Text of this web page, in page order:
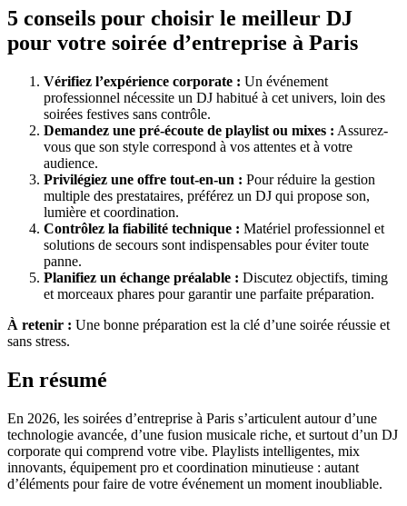
5 conseils pour choisir le meilleur DJ
pour votre soirée d’entreprise à Paris
Vérifiez l’expérience corporate : Un événement
professionnel nécessite un DJ habitué à cet univers, loin des
soirées festives sans contrôle.
Demandez une pré-écoute de playlist ou mixes : Assurez-
vous que son style correspond à vos attentes et à votre
audience.
Privilégiez une offre tout-en-un : Pour réduire la gestion
multiple des prestataires, préférez un DJ qui propose son,
lumière et coordination.
Contrôlez la fiabilité technique : Matériel professionnel et
solutions de secours sont indispensables pour éviter toute
panne.
Planifiez un échange préalable : Discutez objectifs, timing
et morceaux phares pour garantir une parfaite préparation.
À retenir : Une bonne préparation est la clé d’une soirée réussie et
sans stress.
En résumé
En 2026, les soirées d’entreprise à Paris s’articulent autour d’une
technologie avancée, d’une fusion musicale riche, et surtout d’un DJ
corporate qui comprend votre vibe. Playlists intelligentes, mix
innovants, équipement pro et coordination minutieuse : autant
d’éléments pour faire de votre événement un moment inoubliable.